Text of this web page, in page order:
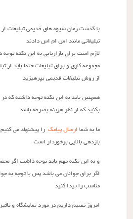
با گذشت زمان شیوه های قدیمی تبلیغات از
تبلیغاتی مانند اس ام اس دادند
لازم است برای بازاریابی به این نکته توجه
مجموعه کاری و برای تبلیغات حتما باید از
از روش تبلیغات قدیمی بپرهیزید
همچنین باید به این نکته توجه داشته که در
بکنید که از نظر هزینه بصرفه باشد
ما به شماارسال پیامکرا پیشنهاد می کنیم
بازدهی بالایی برخوردار است
و به این نکته مهم باید توجه داشت اگر
اگر برای جوانان می باشد پس با توجه به
مناسب را پیدا کنید
امروز تصیم داریم در مورد نمایشگاه و